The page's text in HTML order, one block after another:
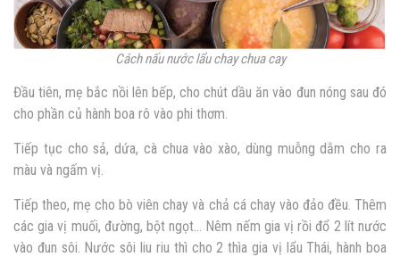
Cách nấu nước lẩu chay chua cay
Đầu tiên, mẹ bắc nồi lên bếp, cho chút dầu ăn vào đun nóng sau đó
cho phần củ hành boa rô vào phi thơm.
Tiếp tục cho sả, dứa, cà chua vào xào, dùng muỗng dằm cho ra
màu và ngấm vị.
Tiếp theo, mẹ cho bò viên chay và chả cá chay vào đảo đều. Thêm
các gia vị muối, đường, bột ngọt… Nêm nếm gia vị rồi đổ 2 lít nước
vào đun sôi. Nước sôi liu riu thì cho 2 thìa gia vị lẩu Thái, hành boa